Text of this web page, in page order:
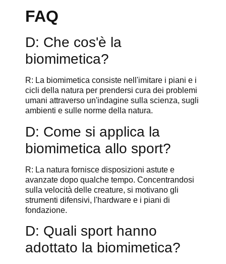
FAQ
D: Che cos'è la
biomimetica?
R: La biomimetica consiste nell'imitare i piani e i
cicli della natura per prendersi cura dei problemi
umani attraverso un'indagine sulla scienza, sugli
ambienti e sulle norme della natura.
D: Come si applica la
biomimetica allo sport?
R: La natura fornisce disposizioni astute e
avanzate dopo qualche tempo. Concentrandosi
sulla velocità delle creature, si motivano gli
strumenti difensivi, l'hardware e i piani di
fondazione.
D: Quali sport hanno
adottato la biomimetica?